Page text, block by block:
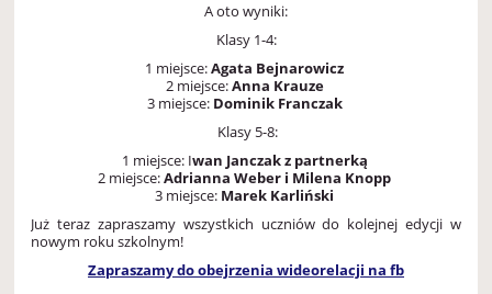
A oto wyniki:
Klasy 1-4:
1 miejsce:Agata Bejnarowicz
2 miejsce:Anna Krauze
3 miejsce: Dominik Franczak
Klasy 5-8:
1 miejsce: Iwan Janczak z partnerką
2 miejsce:Adrianna Weber i Milena Knopp
3 miejsce: Marek Karliński
Już teraz zapraszamy wszystkich uczniów do kolejnej edycji w
nowym roku szkolnym!
Zapraszamy do obejrzenia wideorelacji na fb